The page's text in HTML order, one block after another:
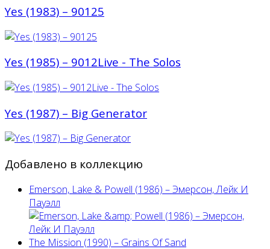
Yes (1983) ‎– 90125
Yes (1985) ‎– 9012Live - The Solos
Yes (1987) ‎– Big Generator
Добавлено в коллекцию
Emerson, Lake & Powell (1986) ‎– Эмерсон, Лейк И
Пауэлл
The Mission (1990) – Grains Of Sand